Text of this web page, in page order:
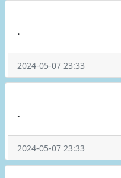
.
2024-05-07 23:33
.
2024-05-07 23:33